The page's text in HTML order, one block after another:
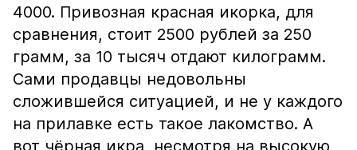
4000. Привозная красная икорка, для
сравнения, стоит 2500 рублей за 250
грамм, за 10 тысяч отдают килограмм.
Сами продавцы недовольны
сложившейся ситуацией, и не у каждого
на прилавке есть такое лакомство. А
вот чёрная икра, несмотря на высокую